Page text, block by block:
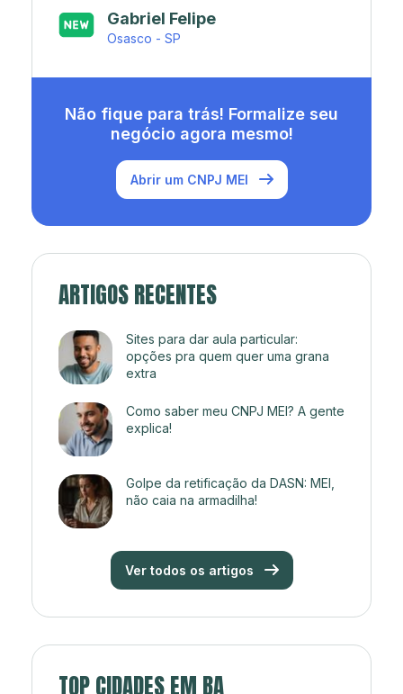
Japa’s açaí e sorveteria
Rio de Janeiro - RJ
Não fique para trás! Formalize seu
negócio agora mesmo!
Abrir um CNPJ MEI
ARTIGOS RECENTES
Sites para dar aula particular:
opções pra quem quer uma grana
extra
Como saber meu CNPJ MEI? A gente
explica!
Golpe da retificação da DASN: MEI,
não caia na armadilha!
Ver todos os artigos
TOP CIDADES EM BA